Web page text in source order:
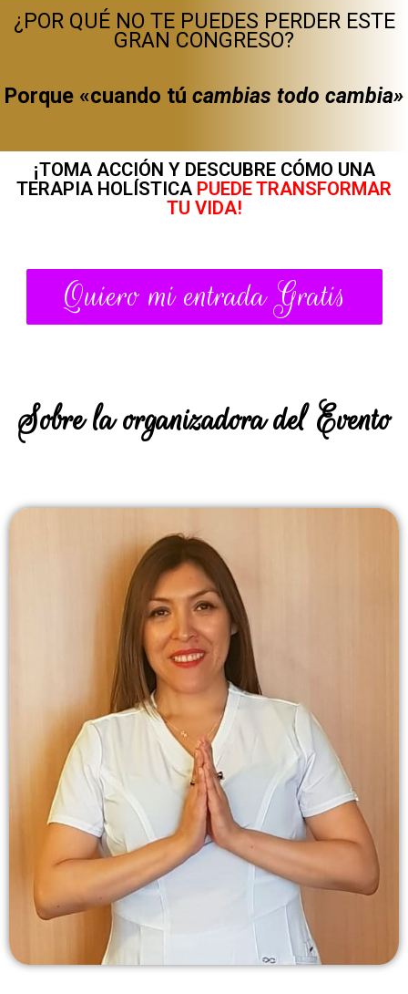
¿POR QUÉ NO TE PUEDES PERDER ESTE
GRAN CONGRESO?
Porque «cuando tú cambias todo cambia»
¡TOMA ACCIÓN Y DESCUBRE CÓMO UNA
TERAPIA HOLÍSTICA PUEDE TRANSFORMAR
TU VIDA!
Quiero mi entrada Gratis
Sobre la organizadora del Evento